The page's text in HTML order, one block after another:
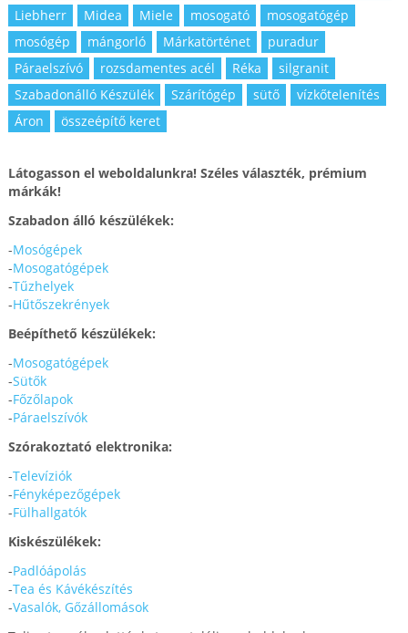
Liebherr
Midea Miele mosogató
mosogatógép
mosógép
mángorló Márkatörténet
puradur
Páraelszívó
rozsdamentes acél Réka
silgranit
Szabadonálló Készülék
Szárítógép sütő
vízkőtelenítés
Áron
összeépítő keret
Látogasson el weboldalunkra! Széles választék, prémium
márkák!
Szabadon álló készülékek:
-Mosógépek
-Mosogatógépek
-Tűzhelyek
-Hűtőszekrények
Beépíthető készülékek:
-Mosogatógépek
-Sütők
-Főzőlapok
-Páraelszívók
Szórakoztató elektronika:
-Televíziók
-Fényképezőgépek
-Fülhallgatók
Kiskészülékek:
-Padlóápolás
-Tea és Kávékészítés
-Vasalók, Gőzállomások